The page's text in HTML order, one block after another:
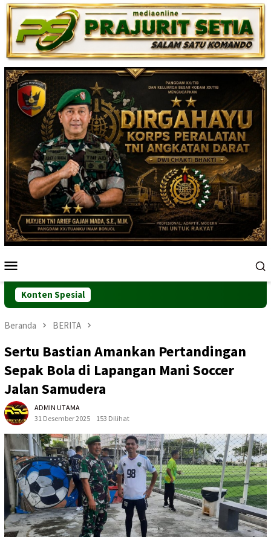
Loncat
ke
konten
Mobile
Konten Spesial
Beranda BERITA
Sertu Bastian Amankan Pertandingan
Sepak Bola di Lapangan Mani Soccer
Jalan Samudera
ADMIN UTAMA
31 Desember 2025
153 Dilihat